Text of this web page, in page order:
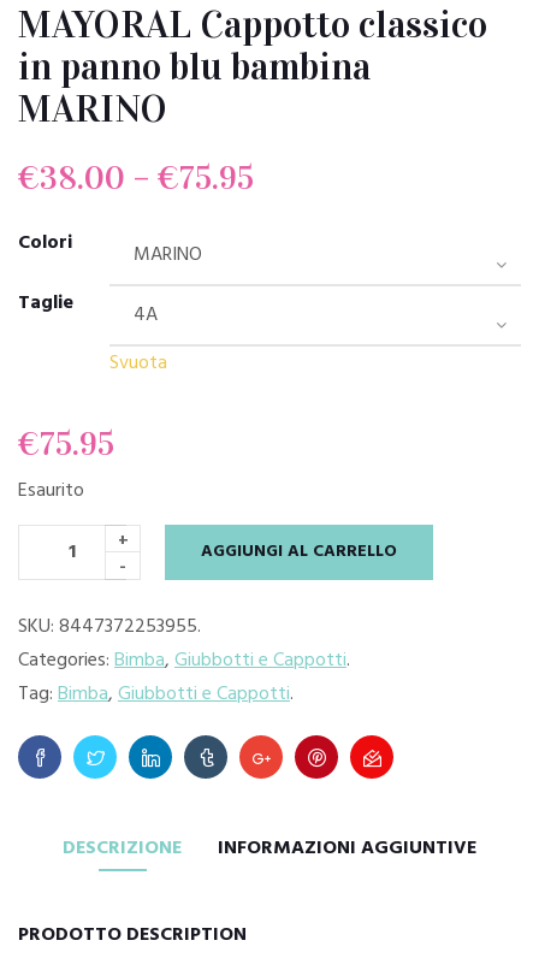
MAYORAL Cappotto classico
in panno blu bambina
MARINO
€38.00 – €75.95
Colori
Taglie
Svuota
€75.95
Esaurito
+
-
AGGIUNGI AL CARRELLO
SKU:8447372253955.
Categories:Bimba,Giubbotti e Cappotti.
Tag:Bimba,Giubbotti e Cappotti.
DESCRIZIONE INFORMAZIONI AGGIUNTIVE
PRODOTTO DESCRIPTION